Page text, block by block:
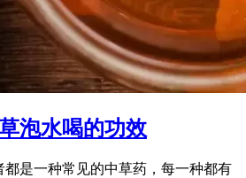
泡水喝的功效
都是一种常见的中草药，每一种都有